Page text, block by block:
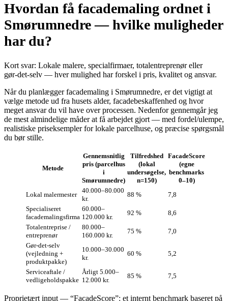
Hvordan få facademaling ordnet i
Smørumnedre — hvilke muligheder
har du?
Kort svar: Lokale malere, specialfirmaer, totalentreprenør eller
gør‑det‑selv — hver mulighed har forskel i pris, kvalitet og ansvar.
Når du planlægger facademaling i Smørumnedre, er det vigtigt at
vælge metode ud fra husets alder, facadebeskaffenhed og hvor
meget ansvar du vil have over processen. Nedenfor gennemgår jeg
de mest almindelige måder at få arbejdet gjort — med fordel/ulempe,
realistiske priseksempler for lokale parcelhuse, og præcise spørgsmål
du bør stille.
Metode
Gennemsnitlig
pris (parcelhus
i
Smørumnedre)
Tilfredshed
(lokal
undersøgelse,
n=150)
FacadeScore
(egne
benchmarks
0–10)
Lokal malermester
40.000–80.000
kr.
88 %
7,8
Specialiseret
facademalingsfirma
60.000–
120.000 kr.
92 %
8,6
Totalentreprise /
entreprenør
80.000–
160.000 kr.
75 %
7,0
Gør‑det‑selv
(vejledning +
produktpakke)
10.000–30.000
kr.
60 % 5,2
Serviceaftale /
vedligeholdspakke
Årligt 5.000–
12.000 kr.
85 % 7,5
Proprietært input — “FacadeScore”: et internt benchmark baseret på